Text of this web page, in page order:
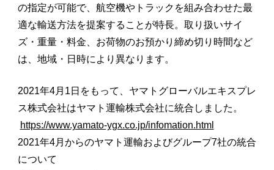
の指定が可能で、航空機やトラックを組み合わせた最
適な輸送方法を提案することが特長。取り扱いサイ
ズ・重量・料金、お荷物のお預かり締め切り時間など
は、地域・日時により異なります。
2021年4月1日をもって、ヤマトグローバルエキスプレ
ス株式会社はヤマト運輸株式会社に統合しました。
https://www.yamato-ygx.co.jp/infomation.html
2021年4月からのヤマト運輸およびグループ7社の統合
について